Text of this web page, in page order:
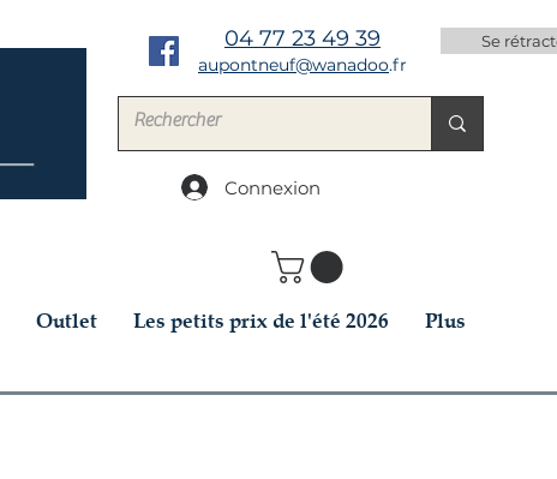
04 77 23 49 39
aupontneuf@wanadoo.fr
Se
Connexion
Outlet Les petits prix de l'été 2026 Plus